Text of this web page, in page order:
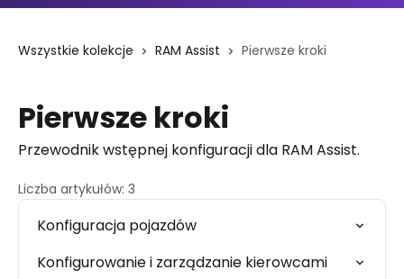
Wszystkie kolekcje RAM Assist Pierwsze kroki
Pierwsze kroki
Przewodnik wstępnej konfiguracji dla RAM Assist.
Liczba artykułów: 3
Konfiguracja pojazdów
Konfigurowanie i zarządzanie kierowcami